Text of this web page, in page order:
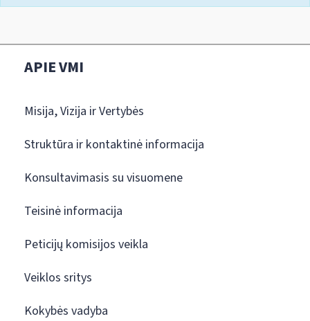
APIE VMI
Misija, Vizija ir Vertybės
Struktūra ir kontaktinė informacija
Konsultavimasis su visuomene
Teisinė informacija
Peticijų komisijos veikla
Veiklos sritys
Kokybės vadyba